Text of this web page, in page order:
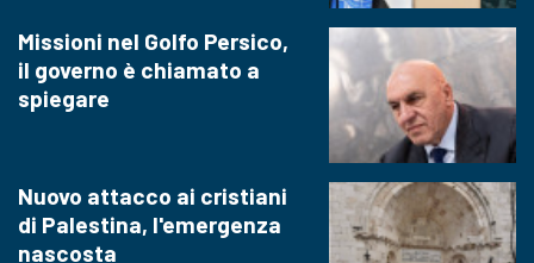
Missioni nel Golfo Persico,
il governo è chiamato a
spiegare
Nuovo attacco ai cristiani
di Palestina, l'emergenza
nascosta